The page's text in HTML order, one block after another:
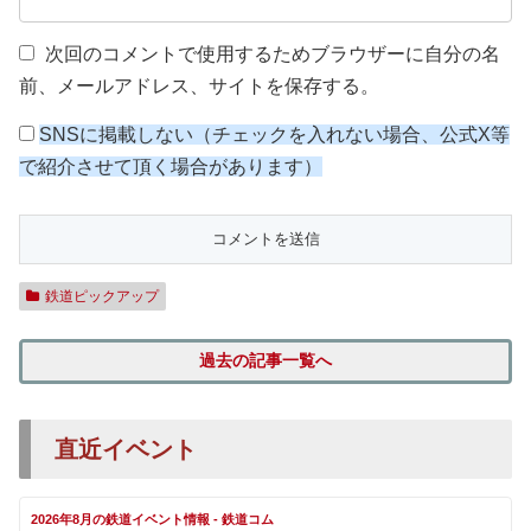
次回のコメントで使用するためブラウザーに自分の名
前、メールアドレス、サイトを保存する。
SNSに掲載しない（チェックを入れない場合、公式X等
で紹介させて頂く場合があります）
鉄道ピックアップ
過去の記事一覧へ
直近イベント
2026年8月の鉄道イベント情報 - 鉄道コム